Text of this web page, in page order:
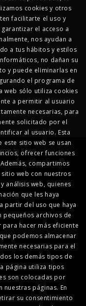
by Kriesi
cookies y otros
facilitarte el uso y
el acceso a
nos ayudan a
a tus hábitos y estilos
no dañan su
y puede eliminarlas en
el programa de
web sólo utiliza cookies
a permitir al usuario
necesarias, para
solicitado por el
al usuario. Esta
este sitio web se usan
ofrecer funciones
compartimos
web con nuestros
análisis web, quienes
que les haya
partir del uso que haya
pequeños archivos de
hacer más eficiente
podemos almacenar
necesarias para el
los demás tipos de
página utiliza tipos
son colocadas por
páginas. En
su consentimiento